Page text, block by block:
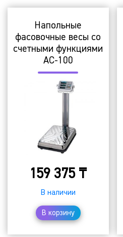
Напольные
фасовочные весы со
счетными функциями
АC-100
159 375 ₸
В наличии
В корзину